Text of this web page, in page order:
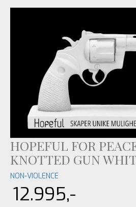
HOPEFUL FOR
KNOTTED GUN
NON-VIOLENCE
12.995,-